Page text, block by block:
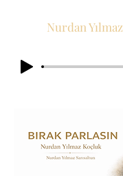
Nurdan Yılmaz